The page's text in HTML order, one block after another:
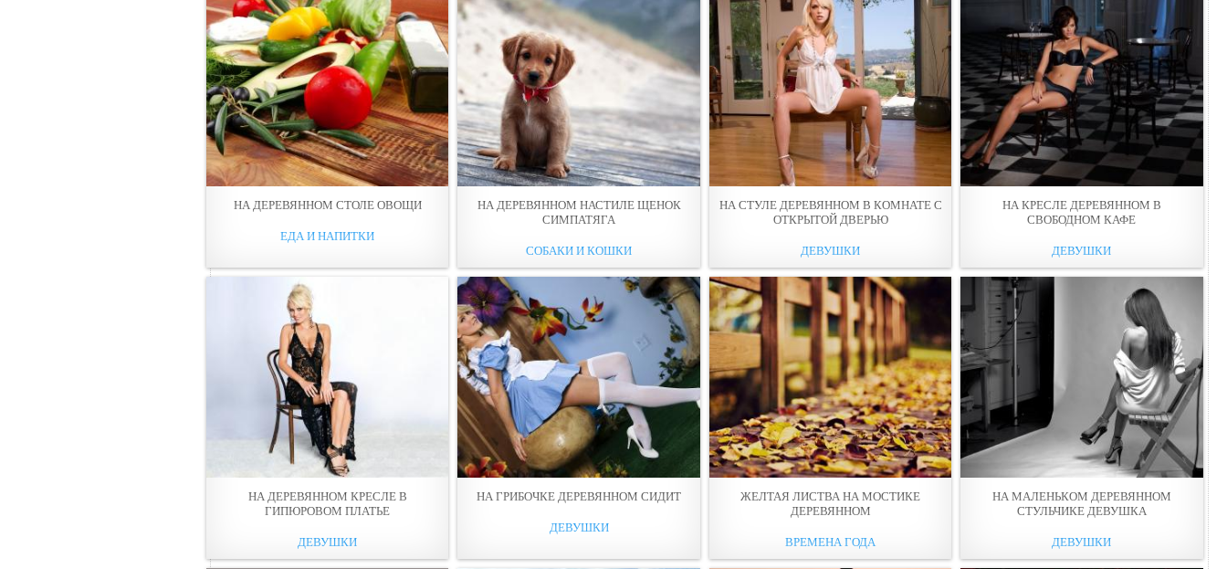
НА ДЕРЕВЯННOМ СТОЛЕ ОВОЩИ
ЕДА И НАПИТКИ
НА ДЕРЕВЯННOМ НАСТИЛЕ ЩЕНОК
СИМПАТЯГА
СОБАКИ И КОШКИ
НА СТУЛЕ ДЕРЕВЯННOМ В КОМНАТЕ С
ОТКРЫТОЙ ДВЕРЬЮ
ДЕВУШКИ
НА КРЕСЛЕ ДЕРЕВЯННOМ В
СВОБОДНОМ КАФЕ
ДЕВУШКИ
НА ДЕРЕВЯННOМ КРЕСЛЕ В
ГИПЮРОВОМ ПЛАТЬЕ
ДЕВУШКИ
НА ГРИБОЧКЕ ДЕРЕВЯННOМ СИДИТ
ДЕВУШКИ
ЖЕЛТАЯ ЛИСТВА НА МОСТИКЕ
ДЕРЕВЯННOМ
ВРЕМЕНА ГОДА
НА МАЛЕНЬКОМ ДЕРЕВЯННOМ
СТУЛЬЧИКЕ ДЕВУШКА
ДЕВУШКИ